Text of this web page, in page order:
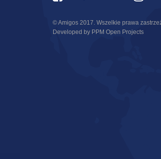
© Amigos 2017. Wszelkie prawa
Developed by PPM Open Projects